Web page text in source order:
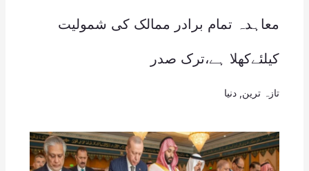
معاہدہ تمام برادر ممالک کی شمولیت
کیلئےکھلا ہے،ترک صدر
تازہ ترین دنیا